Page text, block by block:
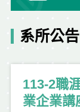
系所公告
113-2職
業企業講